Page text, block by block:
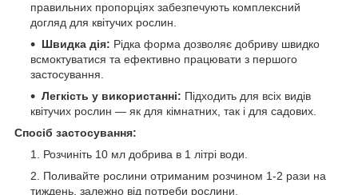
правильних пропорціях забезпечують комплексний
догляд для квітучих рослин.
Швидка дія: Рідка форма дозволяє добриву швидко
всмоктуватися та ефективно працювати з першого
застосування.
Легкість у використанні: Підходить для всіх видів
квітучих рослин — як для кімнатних, так і для садових.
Спосіб застосування:
Розчиніть 10 мл добрива в 1 літрі води.
Поливайте рослини отриманим розчином 1-2 рази на
тиждень, залежно від потреби рослини.